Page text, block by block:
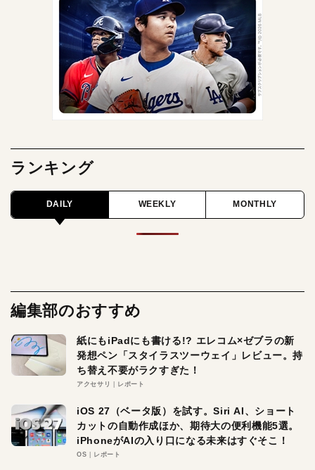
ランキング
DAILY WEEKLY MONTHLY
編集部のおすすめ
紙にもiPadにも書ける!? エレコム×ゼブラの新
発想ペン「スタイラスツーウェイ」レビュー。持
ち替え不要がラクすぎた！
アクセサリ レポート
iOS 27（ベータ版）を試す。Siri AI、ショート
カットの自動作成ほか、期待大の便利機能5選。
iPhoneがAIの入り口になる未来はすぐそこ！
OS レポート